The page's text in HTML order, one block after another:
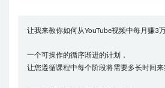
让我来教你如何从YouTube视频中每月赚3
一个可操作的循序渐进的计划，
让您遵循课程中每个阶段将需要多长时间来